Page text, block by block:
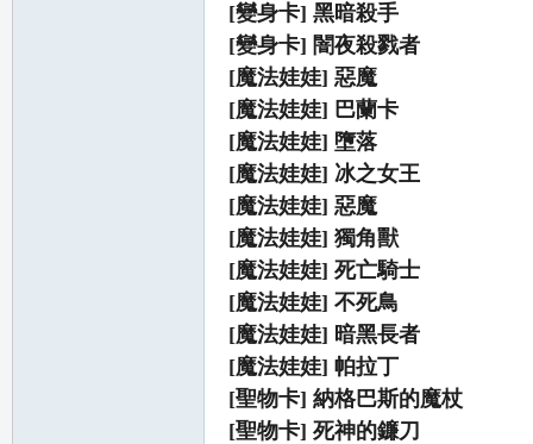
[變身卡] 黑暗殺手
[變身卡] 闇夜殺戮者
[魔法娃娃] 惡魔
[魔法娃娃] 巴蘭卡
[魔法娃娃] 墮落
[魔法娃娃] 冰之女王
[魔法娃娃] 惡魔
[魔法娃娃] 獨角獸
[魔法娃娃] 死亡騎士
[魔法娃娃] 不死鳥
[魔法娃娃] 暗黑長者
[魔法娃娃] 帕拉丁
[聖物卡] 納格巴斯的魔杖
[聖物卡] 死神的鐮刀